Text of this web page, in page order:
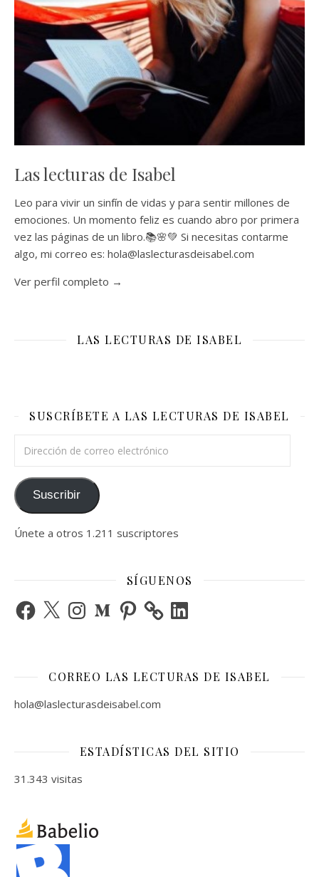
Las lecturas de Isabel
Leo para vivir un sinfín de vidas y para sentir millones de
emociones. Un momento feliz es cuando abro por primera
vez las páginas de un libro.📚🌸💚 Si necesitas contarme
algo, mi correo es: hola@laslecturasdeisabel.com
Ver perfil completo →
LAS LECTURAS DE ISABEL
SUSCRÍBETE A LAS LECTURAS DE ISABEL
Suscribir
Únete a otros 1.211 suscriptores
SÍGUENOS
Facebook
X InstagramMediumPinterest LinkedIn
CORREO LAS LECTURAS DE ISABEL
hola@laslecturasdeisabel.com
ESTADÍSTICAS DEL SITIO
31.343 visitas